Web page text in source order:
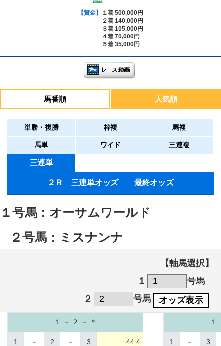
【賞金】
１着 500,000円
２着 140,000円
３着 105,000円
４着 70,000円
５着 35,000円
馬番順 人気順
単勝・複勝 枠複 馬複
馬単 ワイド 三連複
三連単
２Ｒ 三連単オッズ 最終オッズ
１号馬：オーサムワールド
２号馬：ミスナンナ
【軸馬選択】
１
号馬
２
号馬 オッズ表示
１ － ２ － ＊ １
1 － 2 － 3 44.4 1 － 3